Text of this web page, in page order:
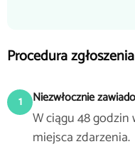
Procedura
1 Niezwłocznie
W ciągu 48
miejsca zdarzenia.